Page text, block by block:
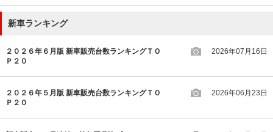
新車ランキング
２０２６年６月版 新車販売台数ランキングＴＯ
Ｐ２０
2026年07月16日
２０２６年５月版 新車販売台数ランキングＴＯ
Ｐ２０
2026年06月23日